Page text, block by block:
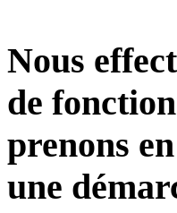
Nous
de
prenons
une